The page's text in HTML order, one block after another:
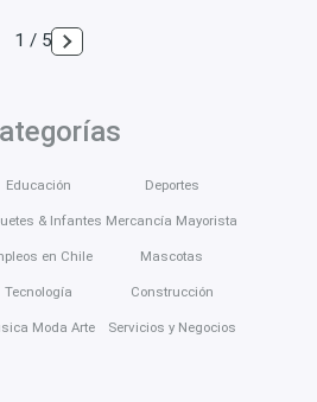
1 / 5
Educación
& Infantes
en Chile
Tecnología
Moda Arte
Deportes
Mercancía Mayorista
Mascotas
Construcción
Servicios y Negocios